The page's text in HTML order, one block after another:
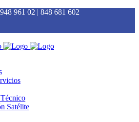
961 02 | 848 681 602
Satélite